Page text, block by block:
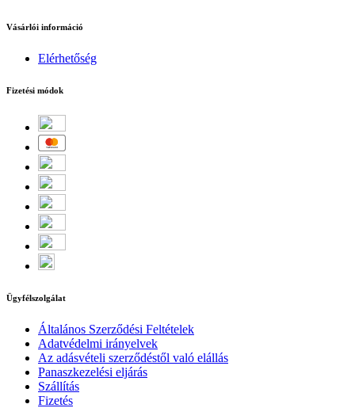
Vásárlói információ
Elérhetőség
Fizetési módok
Ügyfélszolgálat
Általános Szerződési Feltételek
Adatvédelmi irányelvek
Az adásvételi szerződéstől való elállás
Panaszkezelési eljárás
Szállítás
Fizetés